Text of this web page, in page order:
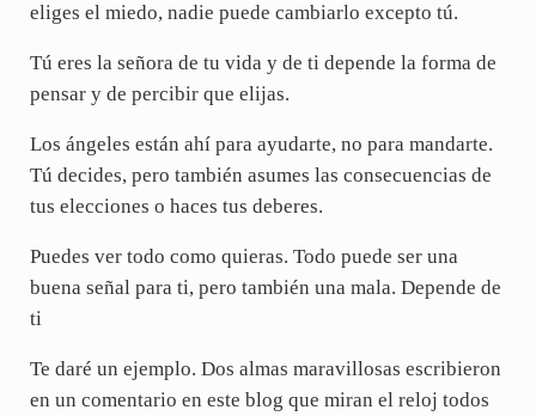
eliges el miedo, nadie puede cambiarlo excepto tú.
Tú eres la señora de tu vida y de ti depende la forma de
pensar y de percibir que elijas.
Los ángeles están ahí para ayudarte, no para mandarte.
Tú decides, pero también asumes las consecuencias de
tus elecciones o haces tus deberes.
Puedes ver todo como quieras. Todo puede ser una
buena señal para ti, pero también una mala. Depende de
ti
Te daré un ejemplo. Dos almas maravillosas escribieron
en un comentario en este blog que miran el reloj todos